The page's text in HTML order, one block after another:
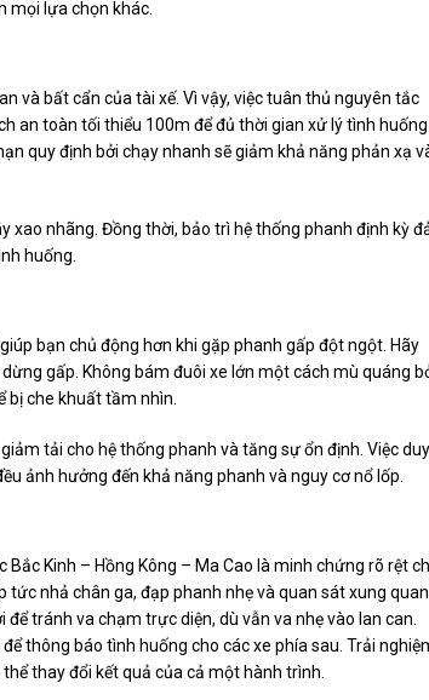
mọi lựa chọn khác.
và bất cẩn của tài xế. Vì vậy, việc tuân thủ nguyên tắc
an toàn tối thiểu 100m để đủ thời gian xử lý tình huống
quy định bởi chạy nhanh sẽ giảm khả năng phản xạ
nhãng. Đồng thời, bảo trì hệ thống phanh định kỳ
huống.
bạn chủ động hơn khi gặp phanh gấp đột ngột. Hãy
gấp. Không bám đuôi xe lớn một cách mù quáng
bị che khuất tầm nhìn.
tải cho hệ thống phanh và tăng sự ổn định. Việc duy
ảnh hưởng đến khả năng phanh và nguy cơ nổ lốp.
Kinh – Hồng Kông – Ma Cao là minh chứng rõ rệt
nhả chân ga, đạp phanh nhẹ và quan sát xung
tránh va chạm trực diện, dù vẫn va nhẹ vào lan can.
thông báo tình huống cho các xe phía sau. Trải
thay đổi kết quả của cả một hành trình.